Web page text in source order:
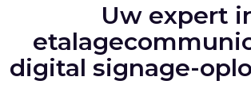
Uw expert
digital signage-